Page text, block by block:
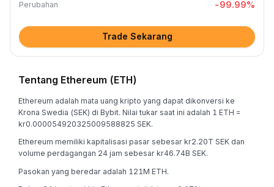
Perubahan -99.99%
Trade Sekarang
Tentang Ethereum (ETH)
Ethereum adalah mata uang kripto yang dapat dikonversi ke
Krona Swedia (SEK) di Bybit. Nilai tukar saat ini adalah 1 ETH =
kr0.000054920325009588825 SEK.
Ethereum memiliki kapitalisasi pasar sebesar kr2.20T SEK dan
volume perdagangan 24 jam sebesar kr46.74B SEK.
Pasokan yang beredar adalah 121M ETH.